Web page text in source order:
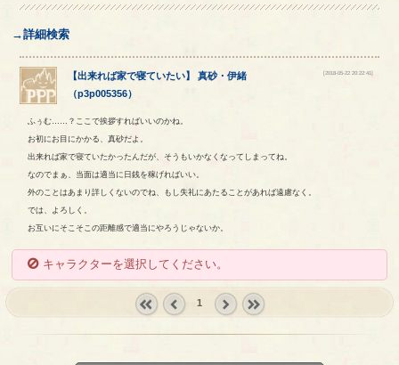
→詳細検索
【出来れば家で寝ていたい】真砂・伊緒
（p3p005356）
[2018-05-22 20:22:41]
ふぅむ……？ここで挨拶すればいいのかね。
お初にお目にかかる、真砂だよ。
出来れば家で寝ていたかったんだが、そうもいかなくなってしまってね。
なのでまぁ、当面は適当に日銭を稼げればいい。
外のことはあまり詳しくないのでね、もし失礼にあたることがあれば遠慮なく。
では、よろしく。
お互いにそこそこの距離感で適当にやろうじゃないか。
キャラクターを選択してください。
1